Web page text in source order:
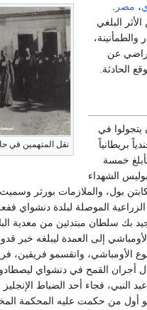
نقل المتهمين في
، مصر
البلغي
والطمأنينة،
راضي عن
في
ليصطادو الطيور ببنادقهم. وفي يوم الإثنين 11 يونيو 1906 غادرت كتيبة من نحو 150 جندياً بريطانياً
خمسة
الشهداء
بول، والملازمات بورثر
الموصلة لبلدة دنشواي
بك سلطان مبتدئين من معدية
إلى العمدة ليبلغه خبر
الأومباشي، وانقسمو
أجران القمح في دنشواي
النبي، فجاء أحد الضباط
من حكمت عليه المحكمة